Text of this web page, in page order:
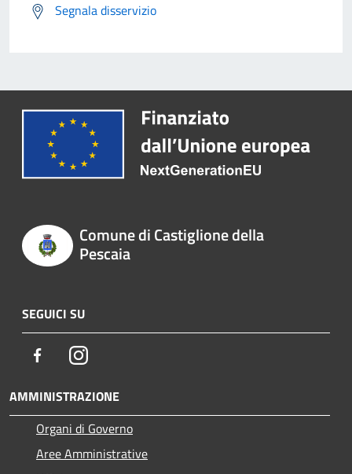
Segnala disservizio
Comune di Castiglione della
Pescaia
SEGUICI SU
FacebookInstagram
AMMINISTRAZIONE
Organi di Governo
Aree Amministrative